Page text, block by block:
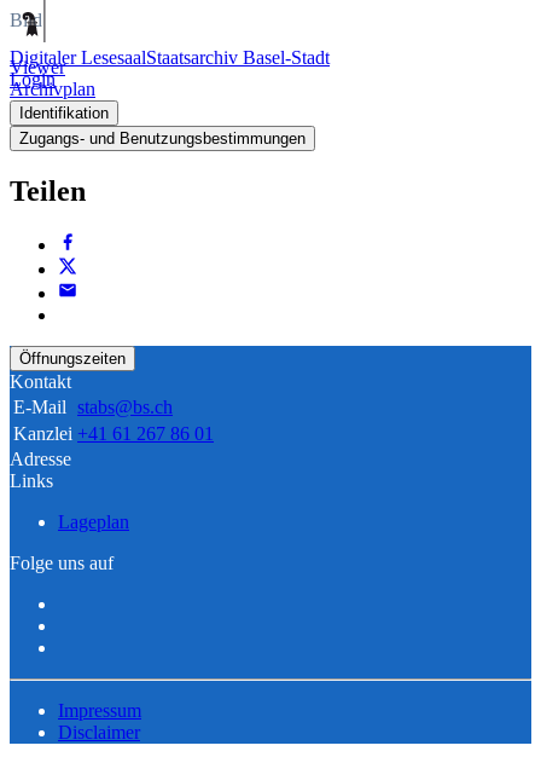
Digitaler LesesaalStaatsarchiv Basel-Stadt
Login
Bild
Viewer
Archivplan
Identifikation
Zugangs- und Benutzungsbestimmungen
Teilen
Öffnungszeiten
Kontakt
E-Mail stabs@bs.ch
Kanzlei +41 61 267 86 01
Adresse
Links
Lageplan
Folge uns auf
Impressum
Disclaimer